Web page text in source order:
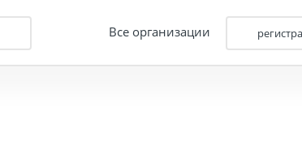
Все организации